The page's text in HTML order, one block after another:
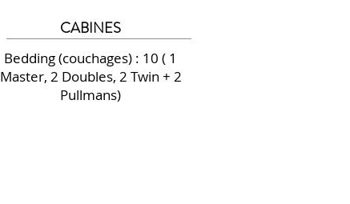
CABINES
Bedding (couchages) : 10 ( 1
Master, 2 Doubles, 2 Twin + 2
Pullmans)